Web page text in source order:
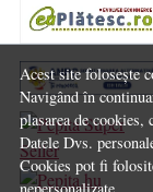
Acest site folosește
Navigând în
plasarea de cookies,
Datele Dvs.
Cookies pot fi